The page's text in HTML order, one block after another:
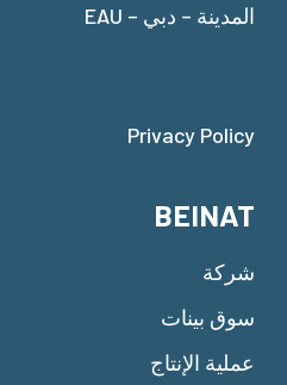
المدينة – دبي – EAU
Privacy Policy
BEINAT
شركة
سوق بينات
عملية الإنتاج